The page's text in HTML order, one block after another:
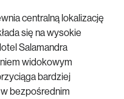
centralną lokalizację
się na wysokie
Salamandra
widokowym
bardziej
bezpośrednim